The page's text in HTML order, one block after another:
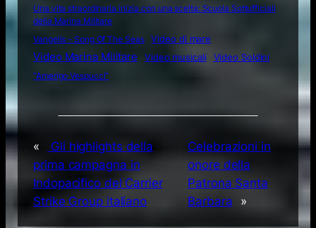
Una vita straordinaria inizia con una scelta: Scuola Sottufficiali
della Marina Militare
Vangelis – Song Of The Seas
Video di mare
Video Marina Militare Video musicali
Video Soldini
“Amerigo Vespucci”
«
Gli highlights della
prima campagna in
Indopacifico del Carrier
Strike Group italiano
Celebrazioni in
onore della
Patrona Santa
Barbara
»